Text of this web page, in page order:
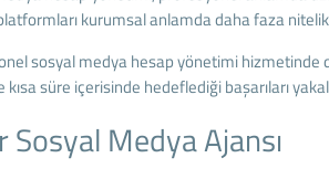
kurumsal anlamda daha faza
sosyal medya hesap yönetimi hizmetinde
süre içerisinde hedeflediği başarıları
Sosyal Medya Ajansı